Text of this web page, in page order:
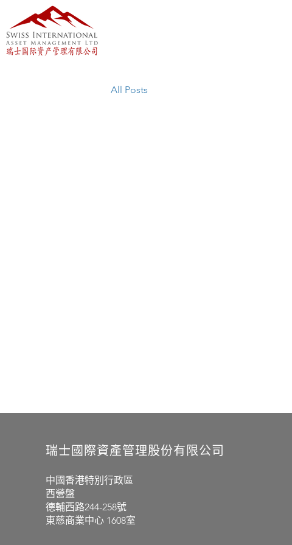
All Posts
瑞士 國際資產管理股份有限公司
中國香港特別行政區
西營盤
德輔西路244-258號
東慈商業中心 1608室